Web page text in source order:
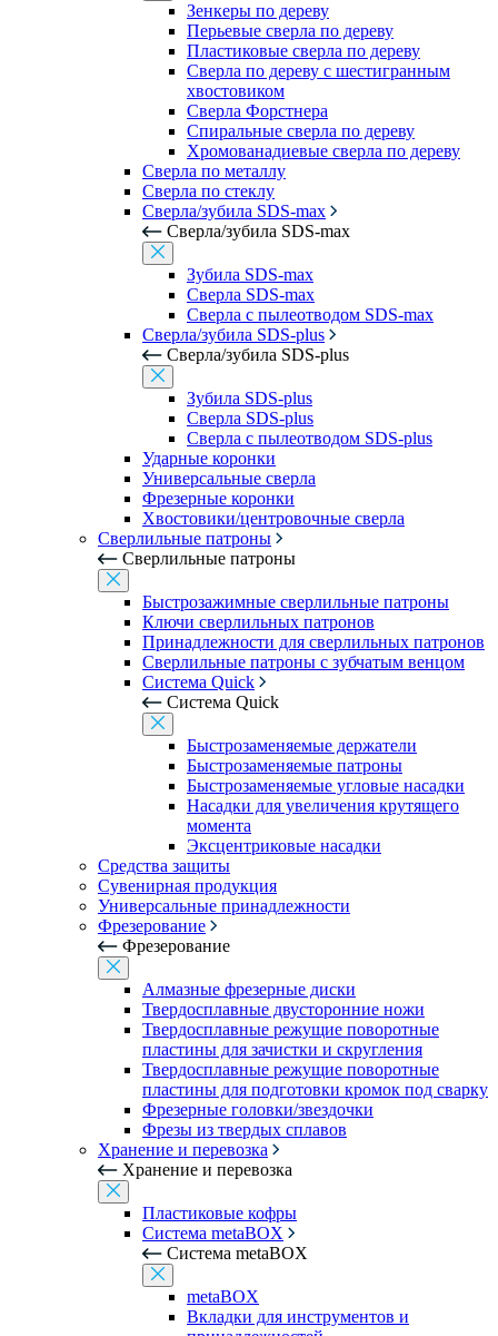
Зенкеры по дереву
Перьевые сверла по дереву
Пластиковые сверла по дереву
Сверла по дереву с шестигранным
хвостовиком
Сверла Форстнера
Спиральные сверла по дереву
Хромованадиевые сверла по дереву
Сверла по металлу
Сверла по стеклу
Сверла/зубила SDS-max
Сверла/зубила SDS-max
Зубила SDS-max
Сверла SDS-max
Сверла с пылеотводом SDS-max
Сверла/зубила SDS-plus
Сверла/зубила SDS-plus
Зубила SDS-plus
Сверла SDS-plus
Сверла с пылеотводом SDS-plus
Ударные коронки
Универсальные сверла
Фрезерные коронки
Хвостовики/центровочные сверла
Сверлильные патроны
Сверлильные патроны
Быстрозажимные сверлильные патроны
Ключи сверлильных патронов
Принадлежности для сверлильных патронов
Сверлильные патроны с зубчатым венцом
Система Quick
Система Quick
Быстрозаменяемые держатели
Быстрозаменяемые патроны
Быстрозаменяемые угловые насадки
Насадки для увеличения крутящего
момента
Эксцентриковые насадки
Средства защиты
Сувенирная продукция
Универсальные принадлежности
Фрезерование
Фрезерование
Алмазные фрезерные диски
Твердосплавные двусторонние ножи
Твердосплавные режущие поворотные
пластины для зачистки и скругления
Твердосплавные режущие поворотные
пластины для подготовки кромок под сварку
Фрезерные головки/звездочки
Фрезы из твердых сплавов
Хранение и перевозка
Хранение и перевозка
Пластиковые кофры
Система metaBOX
Система metaBOX
metaBOX
Вкладки для инструментов и